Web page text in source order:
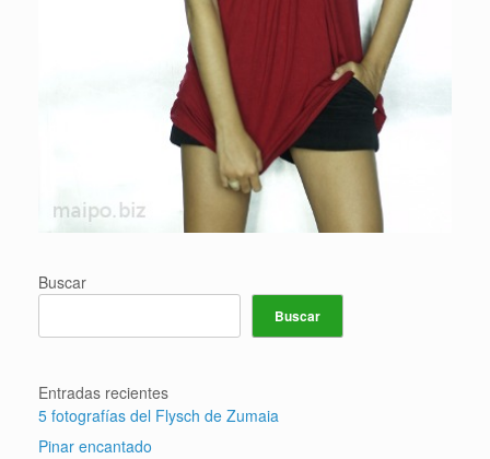
Buscar
Buscar
Entradas recientes
5 fotografías del Flysch de Zumaia
Pinar encantado